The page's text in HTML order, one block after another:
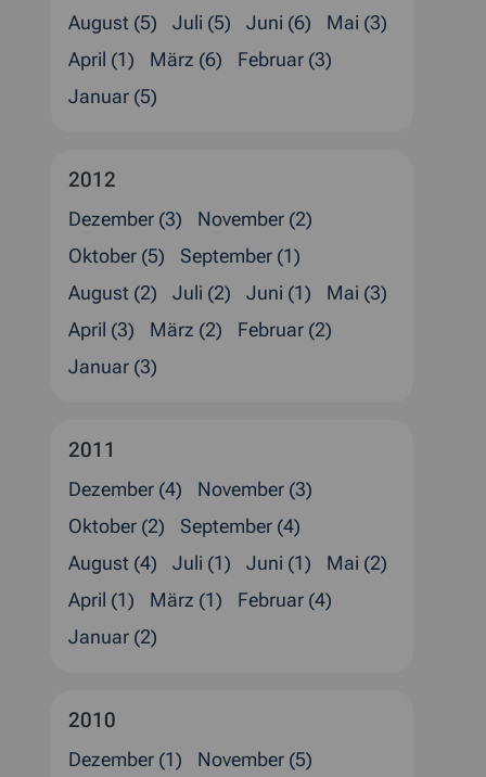
August (5)
Juli (5) Juni (6)
Mai (3)
April (1)
März (6)
Februar (3)
Januar (5)
2012
Dezember (3)
November (2)
Oktober (5)
September (1)
August (2)
Juli (2) Juni (1)
Mai (3)
April (3)
März (2)
Februar (2)
Januar (3)
2011
Dezember (4)
November (3)
Oktober (2)
September (4)
August (4)
Juli (1) Juni (1)
Mai (2)
April (1)
März (1)
Februar (4)
Januar (2)
2010
Dezember (1)
November (5)